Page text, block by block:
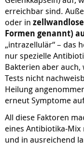
erreichbar sind.
oder in
Formen genannt)
„intrazellulär“ – das
nur spezielle
Bakterien aber
Tests nicht
Heilung
erneut Symptome
All diese Faktoren
eines Antibiotika-
und in ausreichend